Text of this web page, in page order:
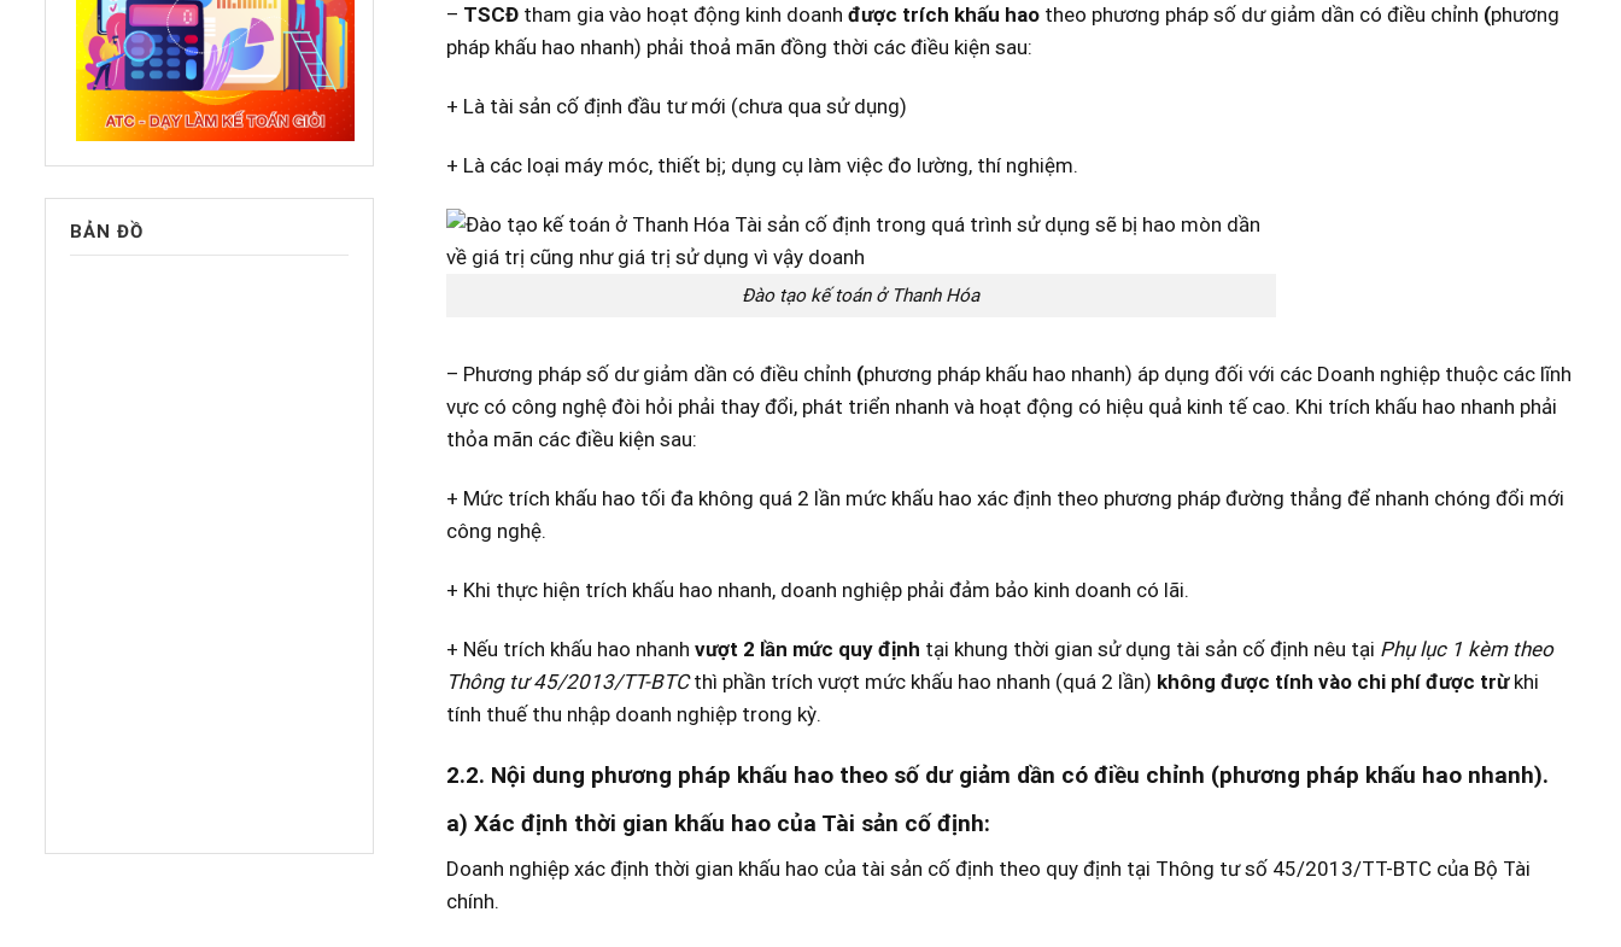
BẢN ĐỒ
– TSCĐtham gia vào hoạt động kinh doanh được trích khấu haotheo phương pháp số dư giảm dần có điều chỉnh (phương
pháp khấu hao nhanh) phải thoả mãn đồng thời các điều kiện sau:
+ Là tài sản cố định đầu tư mới (chưa qua sử dụng)
+ Là các loại máy móc, thiết bị; dụng cụ làm việc đo lường, thí nghiệm.
Đào tạo kế toán ở Thanh Hóa
– Phương pháp số dư giảm dần có điều chỉnh (phương pháp khấu hao nhanh) áp dụng đối với các Doanh nghiệp thuộc các lĩnh
vực có công nghệ đòi hỏi phải thay đổi, phát triển nhanh và hoạt động có hiệu quả kinh tế cao. Khi trích khấu hao nhanh phải
thỏa mãn các điều kiện sau:
+ Mức trích khấu hao tối đa không quá 2 lần mức khấu hao xác định theo phương pháp đường thẳng để nhanh chóng đổi mới
công nghệ.
+ Khi thực hiện trích khấu hao nhanh, doanh nghiệp phải đảm bảo kinh doanh có lãi.
+ Nếu trích khấu hao nhanh vượt 2 lần mức quy định tại khung thời gian sử dụng tài sản cố định nêu tại Phụ lục 1 kèm theo
Thông tư 45/2013/TT-BTC thì phần trích vượt mức khấu hao nhanh (quá 2 lần) không được tính vào chi phí được trừkhi
tính thuế thu nhập doanh nghiệp trong kỳ.
2.2. Nội dung phương pháp khấu hao theo số dư giảm dần có điều chỉnh (phương pháp khấu hao nhanh).
a) Xác định thời gian khấu hao của Tài sản cố định:
Doanh nghiệp xác định thời gian khấu hao của tài sản cố định theo quy định tại Thông tư số 45/2013/TT-BTC của Bộ Tài
chính.